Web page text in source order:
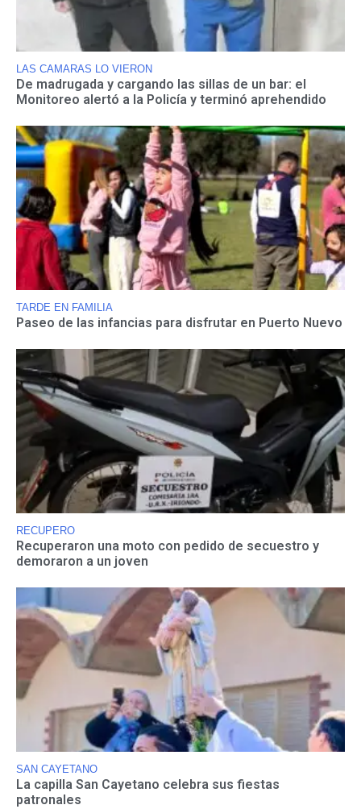
LAS CAMARAS LO VIERON
De madrugada y cargando las sillas de un bar: el
Monitoreo alertó a la Policía y terminó aprehendido
TARDE EN FAMILIA
Paseo de las infancias para disfrutar en Puerto Nuevo
RECUPERO
Recuperaron una moto con pedido de secuestro y
demoraron a un joven
SAN CAYETANO
La capilla San Cayetano celebra sus fiestas
patronales